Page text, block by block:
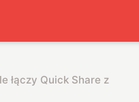
Quick Share z